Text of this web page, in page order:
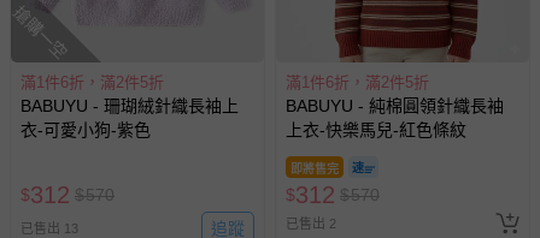
搶購一空
滿1件6折，滿2件5折
BABUYU - 珊瑚絨針織長袖上
衣-可愛小狗-紫色
$312 $570
已售出 13 追蹤
滿1件6折，滿2件5折
BABUYU - 純棉圓領針織長袖
上衣-快樂馬兒-紅色條紋
即將售完
$312 $570
已售出 2